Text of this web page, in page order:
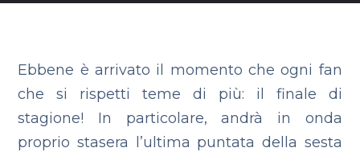
Ebbene è arrivato il momento che ogni fan
che si rispetti teme di più: il finale di
stagione! In particolare, andrà in onda
proprio stasera l’ultima puntata della sesta